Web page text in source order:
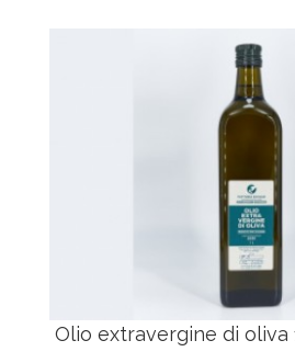
Olio extravergine di oliva